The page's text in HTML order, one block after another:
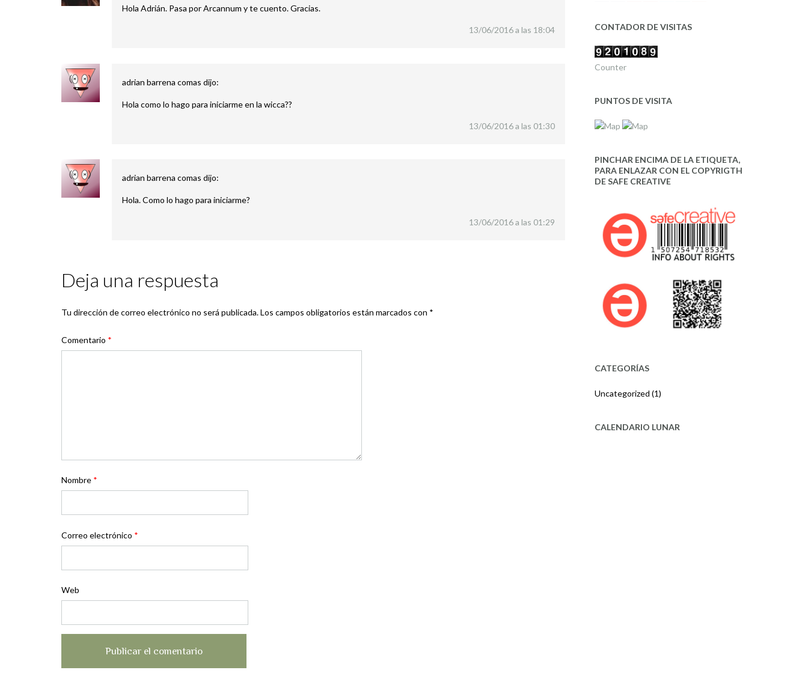
Hola Adrián. Pasa por Arcannum y te cuento. Gracias.
13/06/2016 a las 18:04
adrian barrena comas dijo:
Hola como lo hago para iniciarme en la wicca??
13/06/2016 a las 01:30
adrian barrena comas dijo:
Hola. Como lo hago para iniciarme?
13/06/2016 a las 01:29
Deja una respuesta
Tu dirección de correo electrónico no será publicada.Los campos obligatorios están marcados con *
Comentario *
Nombre *
Correo electrónico *
Web
CONTADOR DE VISITAS
Counter
PUNTOS DE VISITA
PINCHAR ENCIMA DE LA ETIQUETA,
PARA ENLAZAR CON EL COPYRIGTH
DE SAFE CREATIVE
CATEGORÍAS
Uncategorized (1)
CALENDARIO LUNAR